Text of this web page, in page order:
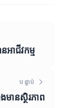
ាជីវកម្ម
បន្ទាប់
ានស្ថិរភាព